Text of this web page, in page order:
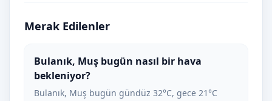
Merak Edilenler
Bulanık, Muş bugün nasıl bir hava
bekleniyor?
Bulanık, Muş bugün gündüz 32°C, gece 21°C